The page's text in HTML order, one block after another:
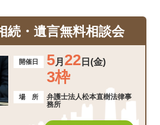
続・遺言無料相談会
開催日 5月 22日(金)
3枠
場 所
弁護士法人松本直樹法律事
務所